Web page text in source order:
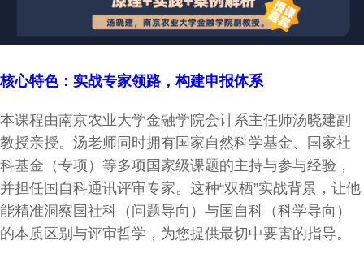
核心特色：实战专家领路，构建申报体系
本课程由南京农业大学金融学院会计系主任师汤晓建副
教授亲授。汤老师同时拥有国家自然科学基金、国家社
科基金（专项）等多项国家级课题的主持与参与经验，
并担任国自科通讯评审专家。这种“双栖”实战背景，让他
能精准洞察国社科（问题导向）与国自科（科学导向）
的本质区别与评审哲学，为您提供最切中要害的指导。